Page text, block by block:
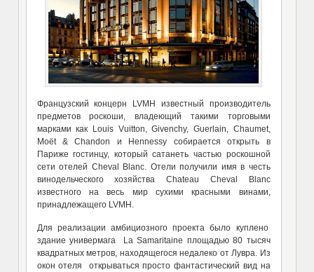
Французский концерн LVMH известный производитель
предметов роскоши, владеющий такими торговыми
марками как Louis Vuitton, Givenchy, Guerlain, Chaumet,
Moët & Chandon и Hennessy собирается открыть в
Париже гостинцу, который сатанеть частью роскошной
сети отелей Cheval Blanc. Отели получили имя в честь
винодельческого хозяйства Chateau Cheval Blanc
известного на весь мир сухими красными винами,
принадлежащего LVMH.
Для реализации амбициозного проекта было куплено
здание универмага La Samaritaine площадью 80 тысяч
квадратных метров, находящегося недалеко от Лувра. Из
окон отеля открываться просто фантастический вид на